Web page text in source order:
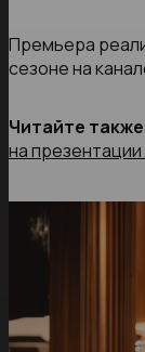
Премьера
сезоне на
Читайте
на